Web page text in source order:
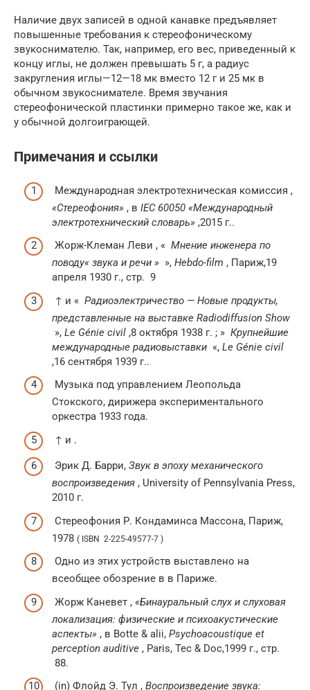
Наличие двух записей в одной канавке предъявляет
повышенные требования к стереофоническому
звукоснимателю. Так, например, его вес, приведенный к
концу иглы, не должен превышать 5 г, а радиус
закругления иглы—12—18 мк вместо 12 г и 25 мк в
обычном звукоснимателе. Время звучания
стереофонической пластинки примерно такое же, как и
у обычной долгоиграющей.
Примечания и ссылки
Международная электротехническая комиссия ,
«Стереофония» , в IEC 60050 «Международный
электротехнический словарь» ,2015 г..
Жорж-Клеман Леви , « Мнение инженера по
поводу« звука и речи » », Hebdo-film , Париж,19
апреля 1930 г., стр. 9
↑ и « Радиоэлектричество — Новые продукты,
представленные на выставке Radiodiffusion Show
», Le Génie civil ,8 октября 1938 г. ; » Крупнейшие
международные радиовыставки «, Le Génie civil
,16 сентября 1939 г..
Музыка под управлением Леопольда
Стокского, дирижера экспериментального
оркестра 1933 года.
↑ и .
Эрик Д. Барри, Звук в эпоху механического
воспроизведения , University of Pennsylvania Press,
2010 г.
Стереофония Р. Кондаминса Массона, Париж,
1978 ( ISBN 2-225-49577-7 )
Одно из этих устройств выставлено на
всеобщее обозрение в в Париже.
Жорж Каневет , «Бинауральный слух и слуховая
локализация: физические и психоакустические
аспекты» , в Botte & alii, Psychoacoustique et
perception auditive , Paris, Tec & Doc,1999 г., стр.
88.
(in) Флойд Э. Тул , Воспроизведение звука: